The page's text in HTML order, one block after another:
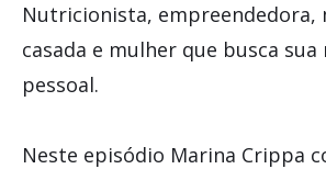
Nutricionista, empreendedora,
casada e mulher que busca sua
pessoal.
Neste episódio Marina Crippa